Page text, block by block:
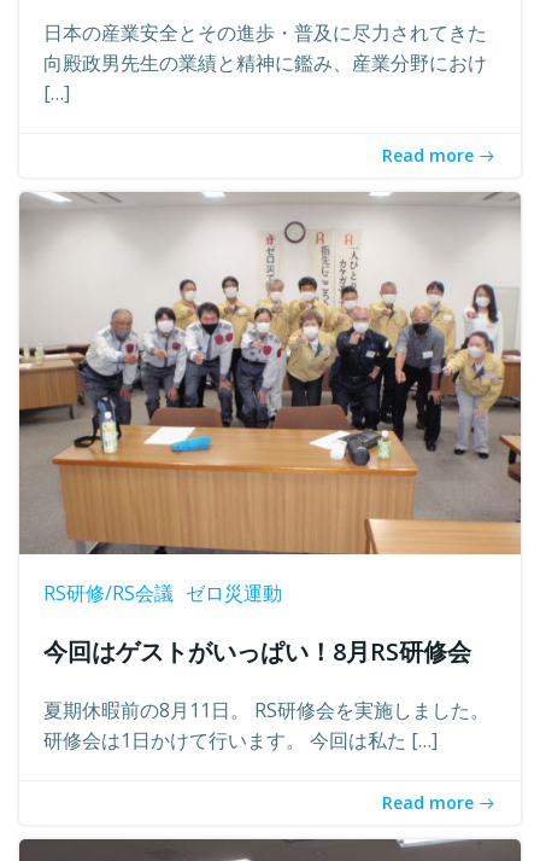
日本の産業安全とその進歩・普及に尽力されてきた
向殿政男先生の業績と精神に鑑み、産業分野におけ
[…]
Read more
RS研修/RS会議 ゼロ災運動
今回はゲストがいっぱい！8月RS研修会
夏期休暇前の8月11日。 RS研修会を実施しました。
研修会は1日かけて行います。 今回は私た […]
Read more